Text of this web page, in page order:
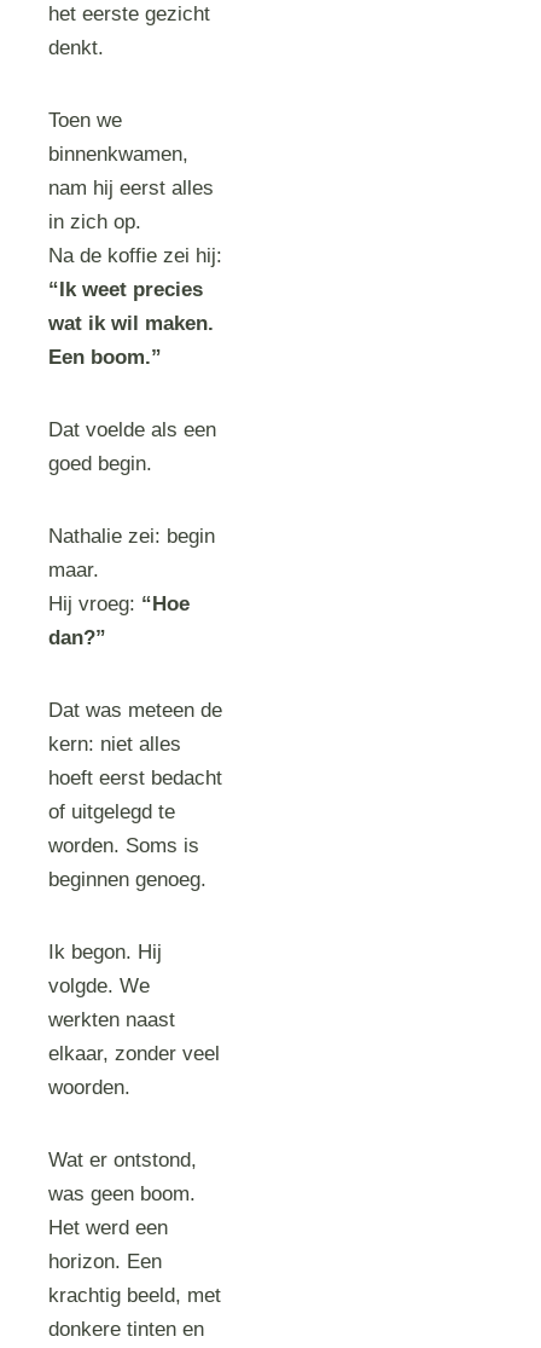
het eerste gezicht
denkt.
Toen we
binnenkwamen,
nam hij eerst alles
in zich op.
Na de koffie zei hij:
“Ik weet precies
wat ik wil maken.
Een boom.”
Dat voelde als een
goed begin.
Nathalie zei: begin
maar.
Hij vroeg: “Hoe
dan?”
Dat was meteen de
kern: niet alles
hoeft eerst bedacht
of uitgelegd te
worden. Soms is
beginnen genoeg.
Ik begon. Hij
volgde. We
werkten naast
elkaar, zonder veel
woorden.
Wat er ontstond,
was geen boom.
Het werd een
horizon. Een
krachtig beeld, met
donkere tinten en